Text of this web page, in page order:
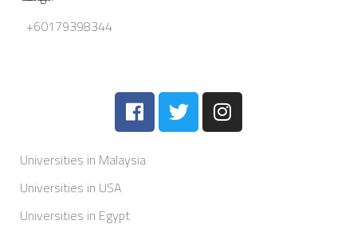
+60179398344
Universities in Malaysia
Universities in USA
Universities in Egypt